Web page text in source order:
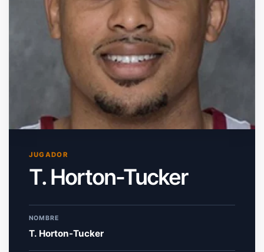
JUGADOR
T. Horton-Tucker
NOMBRE
T. Horton-Tucker